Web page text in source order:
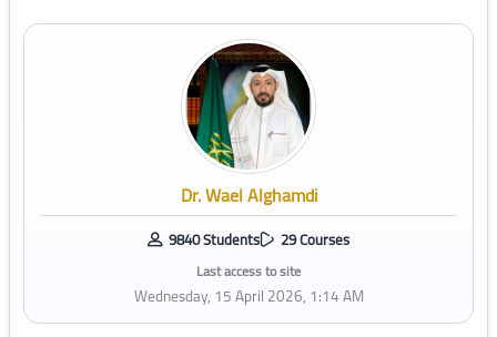
Dr. Wael Alghamdi
9840 Students 29 Courses
Last access to site
Wednesday, 15 April 2026, 1:14 AM